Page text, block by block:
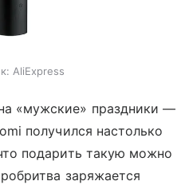
AliExpress
«мужские» праздники —
получился настолько
подарить такую можно
заряжается